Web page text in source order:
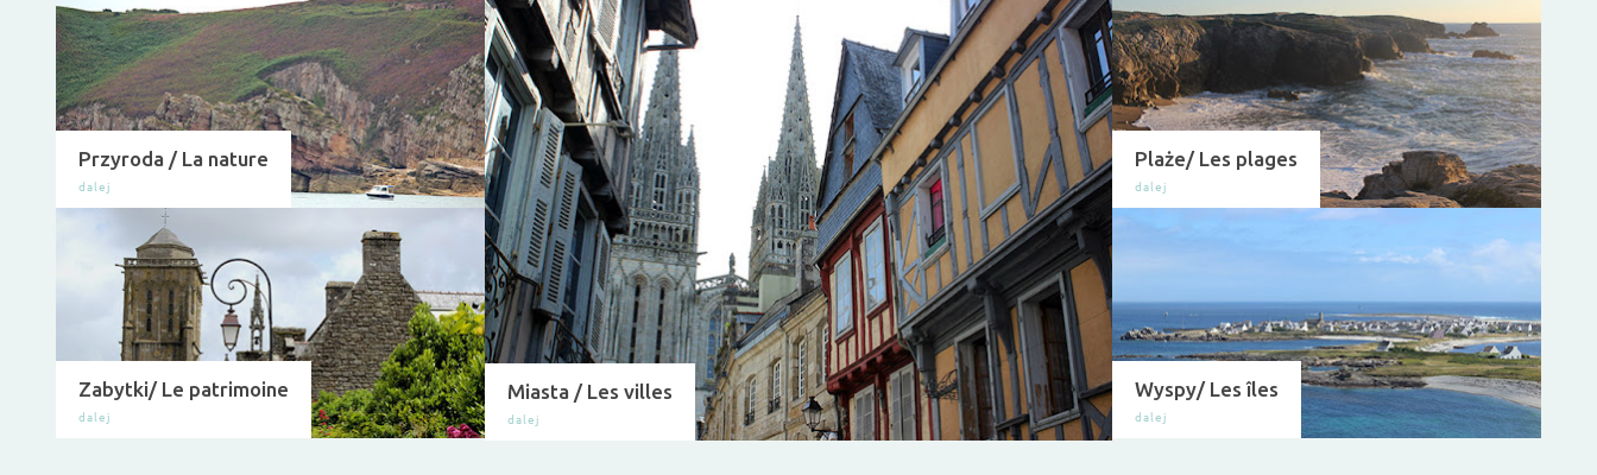
Przyroda / La nature
Zabytki/ Le patrimoine Miasta / Les villes
Plaże/ Les plages
Wyspy/ Les îles